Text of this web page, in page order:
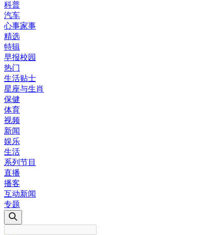
科普
汽车
心事家事
精选
特辑
早报校园
热门
生活贴士
星座与生肖
保健
体育
视频
新闻
娱乐
生活
系列节目
直播
播客
互动新闻
专题